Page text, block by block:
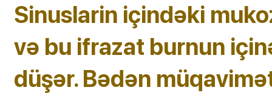
Sinuslarin içindəki
və bu ifrazat burnun
düşər. Bədən